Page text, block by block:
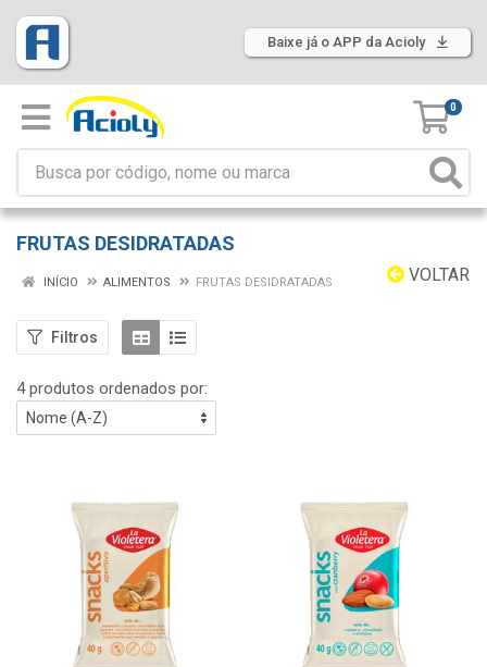
Baixe já o APP da Acioly
0
FRUTAS DESIDRATADAS
VOLTAR
INÍCIO ALIMENTOS FRUTAS DESIDRATADAS
Filtros
4 produtos ordenados por: